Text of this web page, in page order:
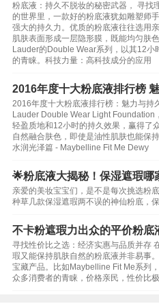
粉底液：持久不脱妆的秘密武器， 寻找
的世界里，一款好的粉底液犹如雕塑师
强大的持久力。优质的粉底液往往选用
肌肤表面形成一层隐形膜，既能均匀肤
Lauder的Double Wear系列，以其12小
的青睐。科技力量：高科技成分的应用
2016年度十大粉底液排行榜
2016年度十大粉底液排行榜：魅力与持
Lauder Double Wear Light Foundation
轻盈质地和12小时的持久效果，赢得了
自然融合肤色，即使是油性肌肤也能保
水润光泽篇 - Maybelline Fit Me Dewy
🌟粉底液大揭秘！保湿遮瑕哪
亲爱的美妆宝宝们，是不是每次挑选粉
种草几款保湿遮瑕两不误的神仙粉底，
不卡粉遮瑕力出众的平价粉底
寻找性价比之选：经济实惠与品质并存
瑕又能保持肌肤自然的粉底液并非易事
宝藏产品。比如Maybelline Fit Me系列
众多消费者的青睐，价格亲民，性价比